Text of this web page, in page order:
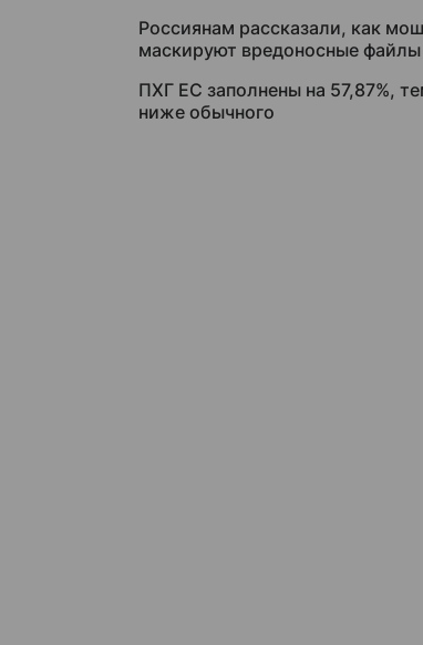
Россиянам рассказали, как
маскируют вредоносные файлы
ПХГ ЕС заполнены на 57,87%,
ниже обычного